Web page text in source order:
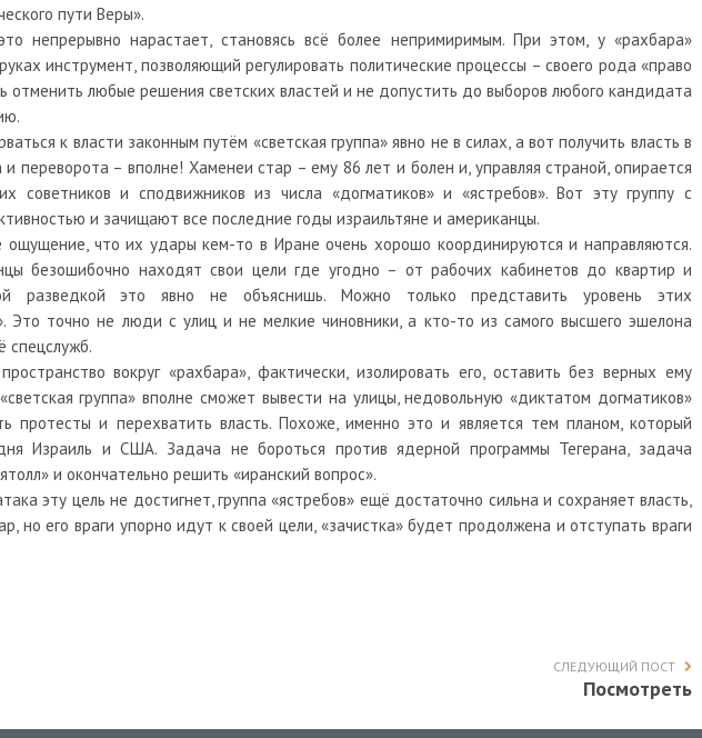
пути Веры».
непрерывно нарастает, становясь всё более непримиримым. При этом, у «рахбара»
инструмент, позволяющий регулировать политические процессы – своего рода «право
отменить любые решения светских властей и не допустить до выборов любого кандидата
к власти законным путём «светская группа» явно не в силах, а вот получить власть в
и переворота – вполне! Хаменеи стар – ему 86 лет и болен и, управляя страной, опирается
советников и сподвижников из числа «догматиков» и «ястребов». Вот эту группу с
и зачищают все последние годы израильтяне и американцы.
ощущение, что их удары кем-то в Иране очень хорошо координируются и направляются.
безошибочно находят свои цели где угодно – от рабочих кабинетов до квартир и
разведкой это явно не объяснишь. Можно только представить уровень этих
Это точно не люди с улиц и не мелкие чиновники, а кто-то из самого высшего эшелона
спецслужб.
вокруг «рахбара», фактически, изолировать его, оставить без верных ему
группа» вполне сможет вывести на улицы, недовольную «диктатом догматиков»
протесты и перехватить власть. Похоже, именно это и является тем планом, который
Израиль и США. Задача не бороться против ядерной программы Тегерана, задача
и окончательно решить «иранский вопрос».
эту цель не достигнет, группа «ястребов» ещё достаточно сильна и сохраняет власть,
но его враги упорно идут к своей цели, «зачистка» будет продолжена и отступать враги
СЛЕДУЮЩИЙ ПОСТ
Посмотреть